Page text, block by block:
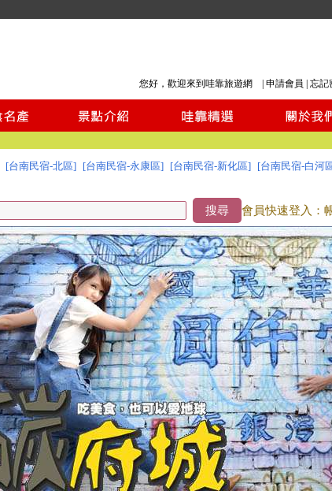
您好，歡迎來到哇靠旅遊網 | 申請會員 忘記
[台南民宿-北區] [台南民宿-永康區] [台南民宿-新化區] [台南民宿-白河
搜尋 會員快速登入：